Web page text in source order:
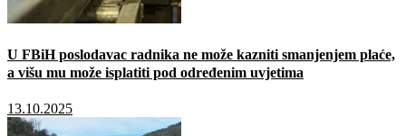
U FBiH poslodavac radnika ne može kazniti smanjenjem plaće,
a višu mu može isplatiti pod određenim uvjetima
13.10.2025